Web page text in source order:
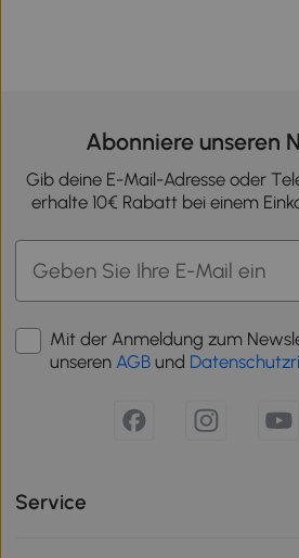
Abonniere unseren
Gib deine E-Mail-Adresse oder
erhalte 10€ Rabatt bei einem
Mit der Anmeldung zum
unseren AGB und
Service